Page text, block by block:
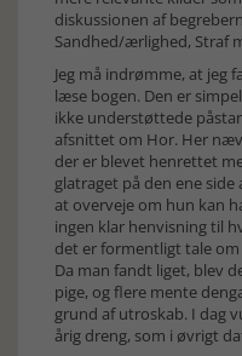
diskussionen af
Sandhed/ærlighed, Straf
Jeg må indrømme, at jeg
læse bogen. Den er
ikke understøttede
afsnittet om Hor. Her
der er blevet henrettet
glatraget på den ene
at overveje om hun kan
ingen klar henvisning til
det er formentligt tale om
Da man fandt liget, blev
pige, og flere mente
grund af utroskab. I dag
årig dreng, som i øvrigt